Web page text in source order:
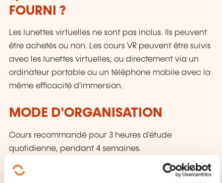
FOURNI ?
Les lunettes virtuelles ne sont pas inclus. Ils peuvent
être achetés ou non. Les cours VR peuvent être suivis
avec les lunettes virtuelles, ou directement via un
ordinateur portable ou un téléphone mobile avec la
même efficacité d'immersion.
MODE D'ORGANISATION
Cours recommandé pour 3 heures d'étude
quotidienne, pendant 4 semaines.
CECRL - NIVEAU B2: DE QUOI